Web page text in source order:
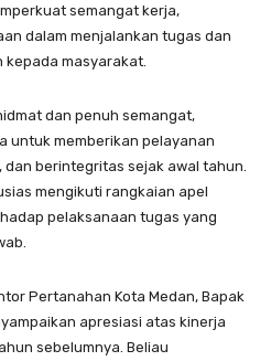
semangat kerja,
dalam menjalankan tugas dan
masyarakat.
dan penuh semangat,
untuk memberikan pelayanan
berintegritas sejak awal tahun.
mengikuti rangkaian apel
pelaksanaan tugas yang
Pertanahan Kota Medan, Bapak
apresiasi atas kinerja
sebelumnya. Beliau